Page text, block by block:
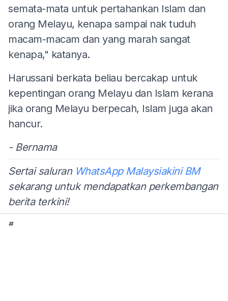
semata-mata untuk pertahankan Islam dan
orang Melayu, kenapa sampai nak tuduh
macam-macam dan yang marah sangat
kenapa," katanya.
Harussani berkata beliau bercakap untuk
kepentingan orang Melayu dan Islam kerana
jika orang Melayu berpecah, Islam juga akan
hancur.
- Bernama
Sertai saluran WhatsApp Malaysiakini BM
sekarang untuk mendapatkan perkembangan
berita terkini!
#